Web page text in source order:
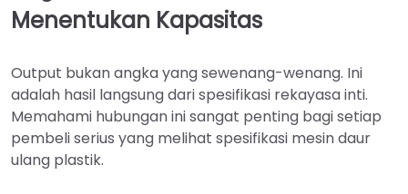
Menentukan Kapasitas
Output bukan angka yang sewenang-wenang. Ini
adalah hasil langsung dari spesifikasi rekayasa inti.
Memahami hubungan ini sangat penting bagi setiap
pembeli serius yang melihat spesifikasi mesin daur
ulang plastik.